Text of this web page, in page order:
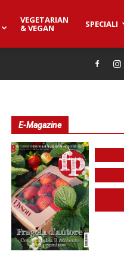
VEGETARIAN
& VEGAN SPECIALI
E-Magazine